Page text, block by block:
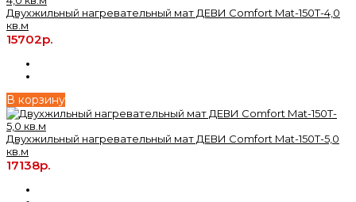
Двухжильный нагревательный мат ДЕВИ Comfort Mat-150T-4,0
кв.м
15702р.
В корзину
Двухжильный нагревательный мат ДЕВИ Comfort Mat-150T-5,0
кв.м
17138р.